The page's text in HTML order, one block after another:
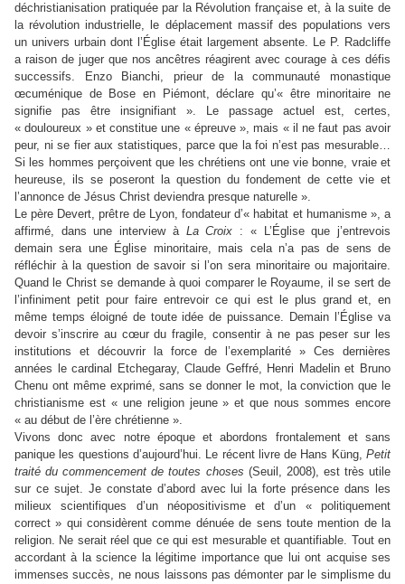
déchristianisation pratiquée par la Révolution française et, à la suite de
la révolution industrielle, le déplacement massif des populations vers
un univers urbain dont l’Église était largement absente. Le P. Radcliffe
a raison de juger que nos ancêtres réagirent avec courage à ces défis
successifs. Enzo Bianchi, prieur de la communauté monastique
œcuménique de Bose en Piémont, déclare qu’« être minoritaire ne
signifie pas être insignifiant ». Le passage actuel est, certes,
« douloureux » et constitue une « épreuve », mais « il ne faut pas avoir
peur, ni se fier aux statistiques, parce que la foi n’est pas mesurable…
Si les hommes perçoivent que les chrétiens ont une vie bonne, vraie et
heureuse, ils se poseront la question du fondement de cette vie et
l’annonce de Jésus Christ deviendra presque naturelle ».
Le père Devert, prêtre de Lyon, fondateur d’« habitat et humanisme », a
affirmé, dans une interview à La Croix : « L’Église que j’entrevois
demain sera une Église minoritaire, mais cela n’a pas de sens de
réfléchir à la question de savoir si l’on sera minoritaire ou majoritaire.
Quand le Christ se demande à quoi comparer le Royaume, il se sert de
l’infiniment petit pour faire entrevoir ce qui est le plus grand et, en
même temps éloigné de toute idée de puissance. Demain l’Église va
devoir s’inscrire au cœur du fragile, consentir à ne pas peser sur les
institutions et découvrir la force de l’exemplarité » Ces dernières
années le cardinal Etchegaray, Claude Geffré, Henri Madelin et Bruno
Chenu ont même exprimé, sans se donner le mot, la conviction que le
christianisme est « une religion jeune » et que nous sommes encore
« au début de l’ère chrétienne ».
Vivons donc avec notre époque et abordons frontalement et sans
panique les questions d’aujourd’hui. Le récent livre de Hans Küng, Petit
traité du commencement de toutes choses (Seuil, 2008), est très utile
sur ce sujet. Je constate d’abord avec lui la forte présence dans les
milieux scientifiques d’un néopositivisme et d’un « politiquement
correct » qui considèrent comme dénuée de sens toute mention de la
religion. Ne serait réel que ce qui est mesurable et quantifiable. Tout en
accordant à la science la légitime importance que lui ont acquise ses
immenses succès, ne nous laissons pas démonter par le simplisme du